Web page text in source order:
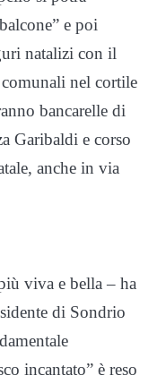
e poi
natalizi con il
nel cortile
bancarelle di
Garibaldi e corso
anche in via
viva e bella – ha
di Sondrio
incantato” è reso